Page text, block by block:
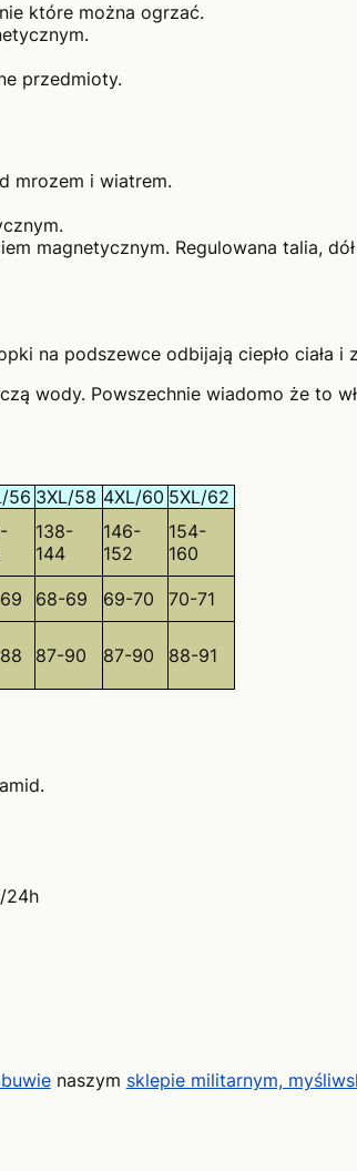
które można ogrzać.
przedmioty.
mrozem i wiatrem.
magnetycznym. Regulowana talia,
na podszewce odbijają ciepło ciała i
wody. Powszechnie wiadomo że to
56 3XL/58 4XL/60 5XL/62
138-
144
146-
152
154-
160
68-69 69-70 70-71
87-90 87-90 88-91
24h
naszym sklepie militarnym,